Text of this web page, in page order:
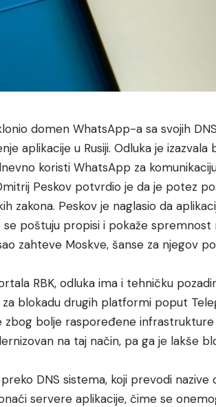
domen WhatsApp-a sa svojih
aplikacije u Rusiji. Odluka je
koristi WhatsApp za
Peskov potvrdio je da je potez
zakona. Peskov je naglasio da
poštuju propisi i pokaže spremnost
zahteve Moskve, šanse za njegov
RBK, odluka ima i tehničku
blokadu drugih platformi poput
zbog bolje raspoređene infrastrukture
na taj način, pa ga je lakše
DNS sistema, koji prevodi nazive
servere aplikacije, čime se